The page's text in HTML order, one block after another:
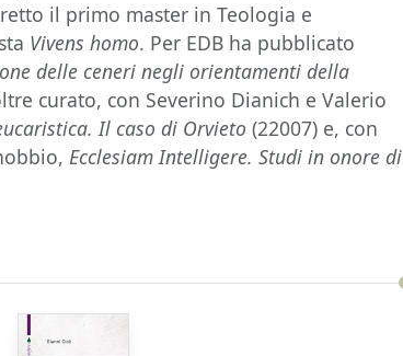
il primo master in Teologia e
Vivens homo. Per EDB ha pubblicato
delle ceneri negli orientamenti della
curato, con Severino Dianich e Valerio
Il caso di Orvieto (22007) e, con
Ecclesiam Intelligere. Studi in onore di